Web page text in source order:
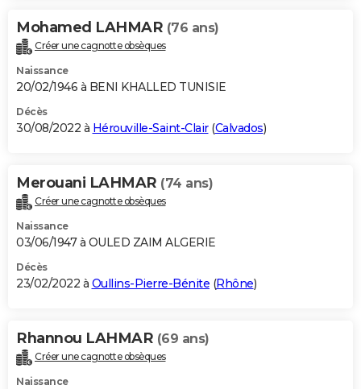
Mohamed LAHMAR (76 ans)
Créer une cagnotte obsèques
Naissance
20/02/1946 à BENI KHALLED TUNISIE
Décès
30/08/2022 à Hérouville-Saint-Clair(Calvados)
Merouani LAHMAR (74 ans)
Créer une cagnotte obsèques
Naissance
03/06/1947 à OULED ZAIM ALGERIE
Décès
23/02/2022 à Oullins-Pierre-Bénite (Rhône)
Rhannou LAHMAR (69 ans)
Créer une cagnotte obsèques
Naissance